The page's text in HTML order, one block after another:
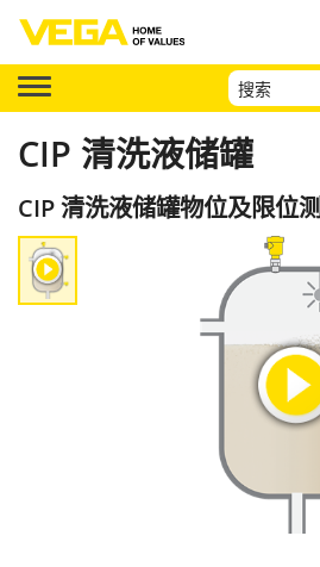
CIP 清洗液储罐
CIP 清洗液储罐物位及限位